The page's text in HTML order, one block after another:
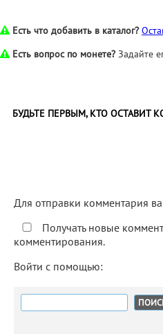
Есть что добавить в каталог?
Есть вопрос по монете? Задайте
БУДЬТЕ ПЕРВЫМ, КТО ОСТАВИТ
Для отправки комментария
Получать новые
комментирования.
Войти с помощью:
Найти: